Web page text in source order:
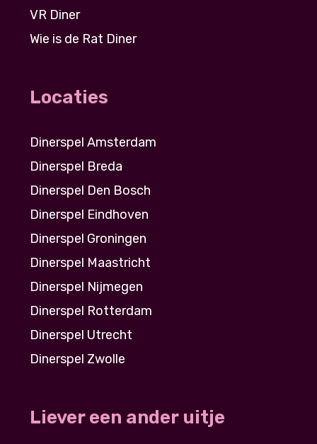
VR Diner
Wie is de Rat Diner
Locaties
Dinerspel Amsterdam
Dinerspel Breda
Dinerspel Den Bosch
Dinerspel Eindhoven
Dinerspel Groningen
Dinerspel Maastricht
Dinerspel Nijmegen
Dinerspel Rotterdam
Dinerspel Utrecht
Dinerspel Zwolle
Liever een ander uitje